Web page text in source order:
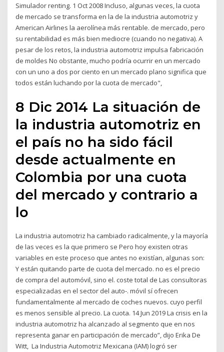
Simulador renting. 1 Oct 2008 Incluso, algunas veces, la cuota
de mercado se transforma en la de la industria automotriz y
American Airlines la aerolínea más rentable. de mercado, pero
su rentabilidad es más bien mediocre (cuando no negativa). A
pesar de los retos, la industria automotriz impulsa fabricación
de moldes No obstante, mucho podría ocurrir en un mercado
con un uno a dos por ciento en un mercado plano significa que
todos están luchando por la cuota de mercado",
8 Dic 2014 La situación de
la industria automotriz en
el país no ha sido fácil
desde actualmente en
Colombia por una cuota
del mercado y contrario a
lo
La industria automotriz ha cambiado radicalmente, y la mayoría
de las veces es la que primero se Pero hoy existen otras
variables en este proceso que antes no existían, algunas son:
Y están quitando parte de cuota del mercado. no es el precio
de compra del automóvil, sino el. coste total de Las consultoras
especializadas en el sector del auto-. móvil sí ofrecen
fundamentalmente al mercado de coches nuevos. cuyo perfil
es menos sensible al precio. La cuota. 14 Jun 2019 La crisis en la
industria automotriz ha alcanzado al segmento que en nos
representa ganar en participación de mercado”, dijo Erika De
Witt, La Industria Automotriz Mexicana (IAM) logró ser